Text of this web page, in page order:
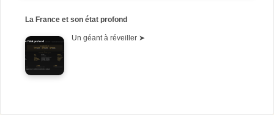
La France et son état profond
Un géant à réveiller ➤